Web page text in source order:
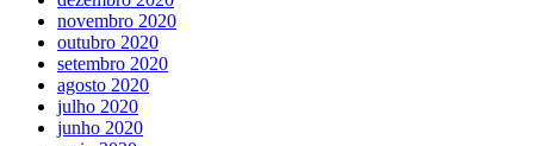
novembro 2020
outubro 2020
setembro 2020
agosto 2020
julho 2020
junho 2020